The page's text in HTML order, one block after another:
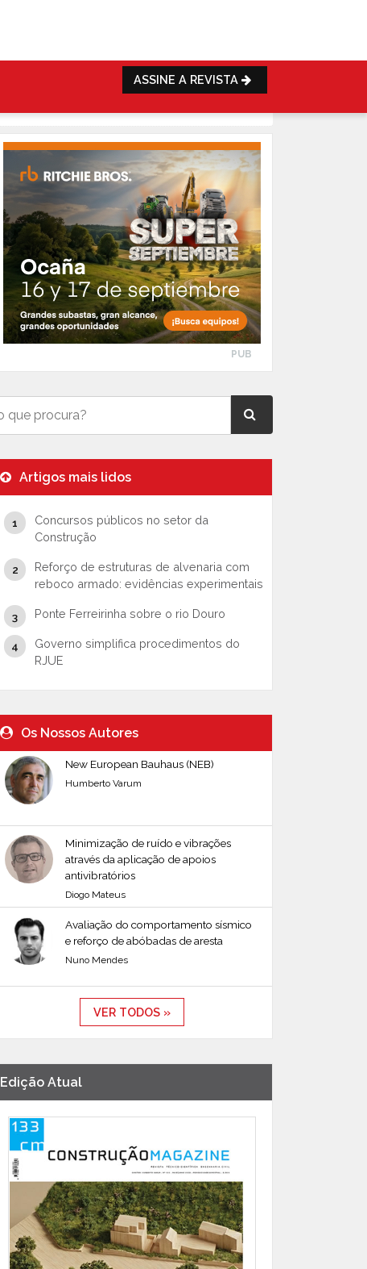
ASSINE A REVISTA
PUB
Artigos mais lidos
Concursos públicos no setor da
Construção
Reforço de estruturas de alvenaria com
reboco armado: evidências experimentais
Ponte Ferreirinha sobre o rio Douro
Governo simplifica procedimentos do
RJUE
Os Nossos Autores
New European Bauhaus (NEB)
Humberto Varum
Minimização de ruído e vibrações
através da aplicação de apoios
antivibratórios
Diogo Mateus
Avaliação do comportamento sísmico
e reforço de abóbadas de aresta
Nuno Mendes
VER TODOS »
Edição Atual